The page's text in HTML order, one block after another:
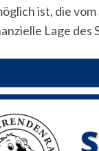
ist, die
Lage des